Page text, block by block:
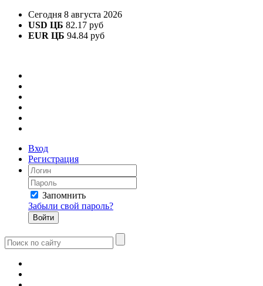
Сегодня 8 августа 2026
USD ЦБ 82.17 руб
EUR ЦБ 94.84 руб
Вход
Регистрация
Запомнить
Забыли свой пароль?